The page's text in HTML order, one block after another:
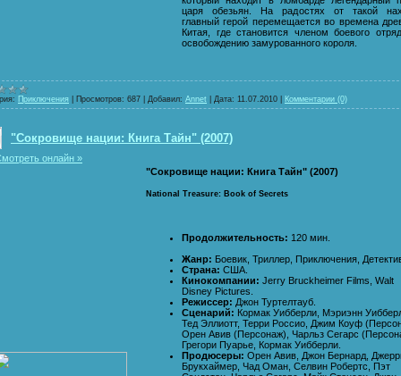
царя обезьян. На радостях от такой
главный герой перемещается во времена
Китая, где становится членом боевого
освобождению замурованного короля.
Приключения Просмотров: 687 Добавил: Annet Дата: 11.07.2010 Комментарии (0)
"Сокровище нации: Книга Тайн" (2007)
"Сокровище нации: Книга Тайн" (2007)
National Treasure: Book of Secrets
Продолжительность: 120 мин.
Жанр: Боевик, Триллер, Приключения,
Страна: США.
Кинокомпании: Jerry Bruckheimer Films, Walt
Disney Pictures.
Режиссер: Джон Туртелтауб.
Сценарий: Кормак Уибберли, Мэриэнн
Тед Эллиотт, Терри Россио, Джим Коуф
Орен Авив (Персонаж), Чарльз Сегарс
Грегори Пуарье, Кормак Уибберли.
Продюсеры: Орен Авив, Джон Бернард,
Брукхаймер, Чад Оман, Селвин Робертс, Пэт
онлайн »